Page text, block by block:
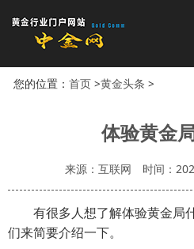
您的位置： 首页>黄金头条 >
体验黄金
来源：互联网 时间：
有很多人想了解体验黄金局
们来简要介绍一下。